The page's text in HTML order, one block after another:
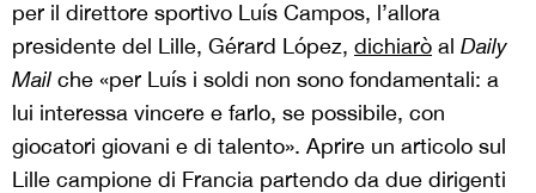
per il direttore sportivo Luís Campos, l’allora
presidente del Lille, Gérard López, dichiarò al Daily
Mail che «per Luís i soldi non sono fondamentali: a
lui interessa vincere e farlo, se possibile, con
giocatori giovani e di talento». Aprire un articolo sul
Lille campione di Francia partendo da due dirigenti